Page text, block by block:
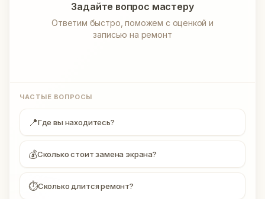
Задайте вопрос мастеру
Ответим быстро, поможем с оценкой и
записью на ремонт
ЧАСТЫЕ ВОПРОСЫ
📍Где вы находитесь?
💰Сколько стоит замена экрана?
⏱Сколько длится ремонт?